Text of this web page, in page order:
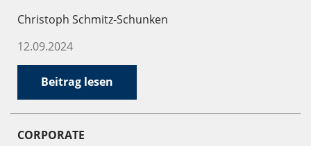
Christoph Schmitz-Schunken
12.09.2024
Beitrag lesen
CORPORATE